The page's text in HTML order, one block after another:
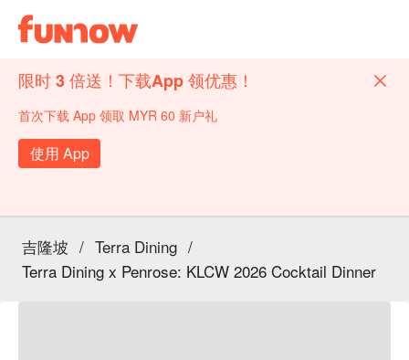
限时 3 倍送！下载App 领优惠！
首次下载 App 领取 MYR 60 新户礼
使用 App
吉隆坡 / Terra Dining /
Terra Dining x Penrose: KLCW 2026 Cocktail Dinner